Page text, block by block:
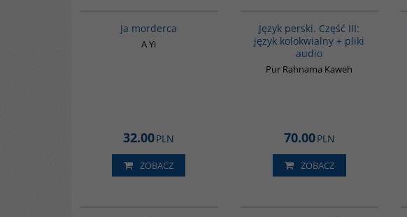
Ja morderca
A Yi
32.00PLN
ZOBACZ
Język perski. Część III:
język kolokwialny + pliki
audio
Pur Rahnama Kaweh
70.00PLN
ZOBACZ